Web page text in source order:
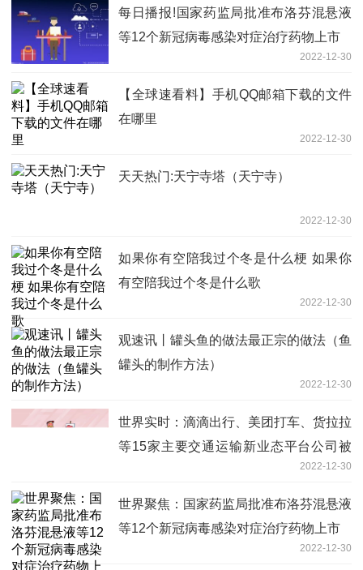
每日播报!国家药监局批准布洛芬混悬液
等12个新冠病毒感染对症治疗药物上市
2022-12-30
【全球速看料】手机QQ邮箱下载的文件
在哪里
2022-12-30
天天热门:天宁寺塔（天宁寺）
2022-12-30
如果你有空陪我过个冬是什么梗 如果你
有空陪我过个冬是什么歌
2022-12-30
观速讯丨罐头鱼的做法最正宗的做法（鱼
罐头的制作方法）
2022-12-30
世界实时：滴滴出行、美团打车、货拉拉
等15家主要交通运输新业态平台公司被
2022-12-30
世界聚焦：国家药监局批准布洛芬混悬液
等12个新冠病毒感染对症治疗药物上市
2022-12-30